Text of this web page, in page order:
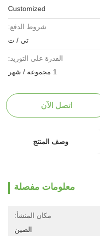
Customized
شروط الدفع:
تي / ت
القدرة على التوريد:
اتصل الآن
وصف المنتج
معلومات مفصلة
مكان المنشأ:
الصين